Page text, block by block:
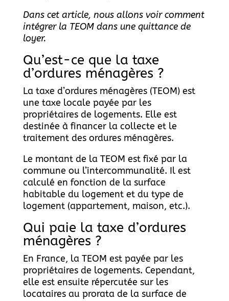
Dans cet article, nous allons voir comment
intégrer la TEOM dans une quittance de
loyer.
Qu’est-ce que la taxe
d’ordures ménagères ?
La taxe d’ordures ménagères (TEOM) est
une taxe locale payée par les
propriétaires de logements. Elle est
destinée à financer la collecte et le
traitement des ordures ménagères.
Le montant de la TEOM est fixé par la
commune ou l’intercommunalité. Il est
calculé en fonction de la surface
habitable du logement et du type de
logement (appartement, maison, etc.).
Qui paie la taxe d’ordures
ménagères ?
En France, la TEOM est payée par les
propriétaires de logements. Cependant,
elle est ensuite répercutée sur les
locataires au prorata de la surface de